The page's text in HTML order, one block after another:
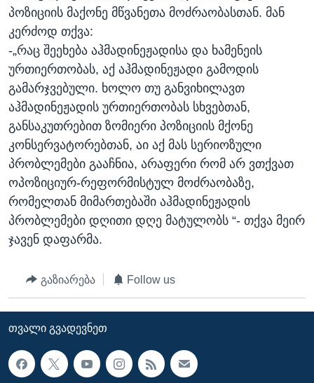
პოზიციის მაქონე მწვანეთა მოძრაობასთან. მან
კერძოდ თქვა:
-„რაც შეეხება აჰმადინეჟადისა და ხამენეის
ურთიერთობას, აქ აჰმადინეჟადი გამოდის
გამარჯვებული. ხოლო თუ განვიხილავთ
აჰმადინეჟადის ურთიერთობას სხვებთან,
განსაკუთრებით ზომიერი პოზიციის მქონე
კონსერვატორებთან, აი აქ მას სერიოზული
პრობლემები გააჩნია, არაფერი რომ არ ვთქვათ
ოპოზიციურ-რეფორმისტულ მოძრაობაზე,
რომელთან მიმართებაში აჰმადინეჟადის
პრობლემები დღითი დღე მატულობს “- თქვა მეირ
ჯავენ დაფარმა.
გაზიარება Follow us
ᲗᲕᲐᲚᲘ ᲒᲕᲐᲓᲔᲕᲜᲔᲗ